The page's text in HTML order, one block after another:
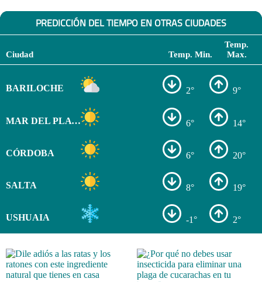
PREDICCIÓN DEL TIEMPO EN OTRAS CIUDADES
Ciudad Temp. Min.
Temp.
Max.
BARILOCHE 2° 9°
MAR DEL PLATA 6° 14°
CÓRDOBA 6° 20°
SALTA 8° 19°
USHUAIA -1° 2°